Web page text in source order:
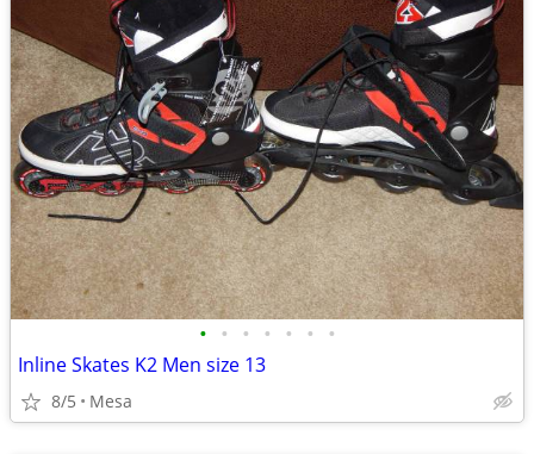
• • • • • • •
Inline Skates K2 Men size 13
8/5 Mesa